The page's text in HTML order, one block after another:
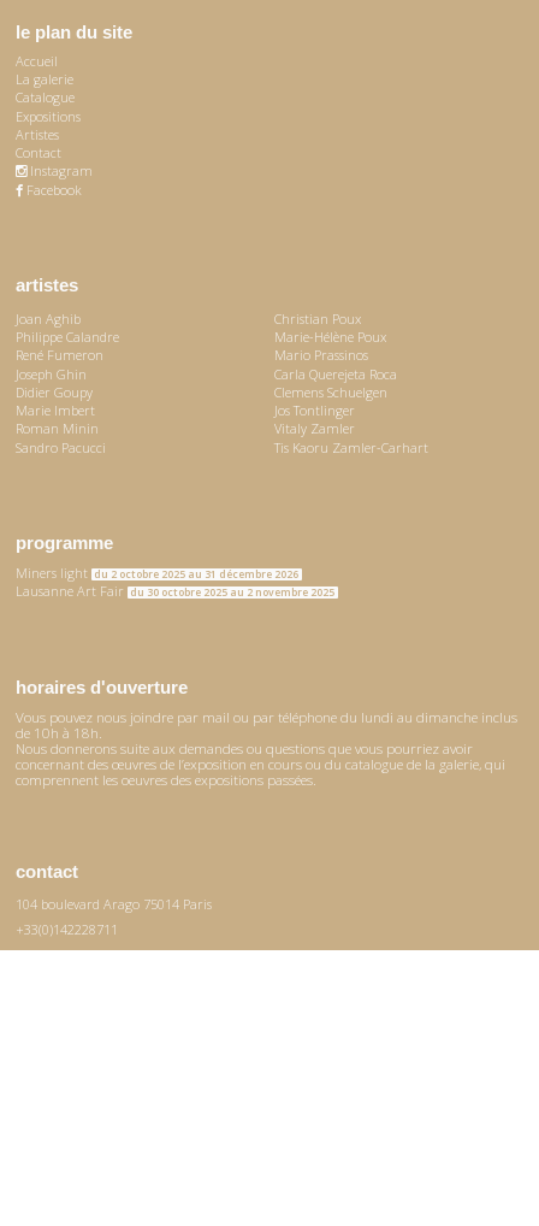
le plan du site
Accueil
La galerie
Catalogue
Expositions
Artistes
Contact
Instagram
Facebook
artistes
Joan Aghib
Philippe Calandre
René Fumeron
Joseph Ghin
Didier Goupy
Marie Imbert
Roman Minin
Sandro Pacucci
Christian Poux
Marie-Hélène Poux
Mario Prassinos
Carla Querejeta Roca
Clemens Schuelgen
Jos Tontlinger
Vitaly Zamler
Tis Kaoru Zamler-Carhart
programme
Miners light du 2 octobre 2025 au 31 décembre 2026
Lausanne Art Fair du 30 octobre 2025 au 2 novembre 2025
horaires d'ouverture
Vous pouvez nous joindre par mail ou par téléphone du lundi au dimanche inclus
de 10h à 18h.
Nous donnerons suite aux demandes ou questions que vous pourriez avoir
concernant des œuvres de l’exposition en cours ou du catalogue de la galerie, qui
comprennent les oeuvres des expositions passées.
contact
104 boulevard Arago 75014 Paris
+33(0)142228711
+33(0)699759554